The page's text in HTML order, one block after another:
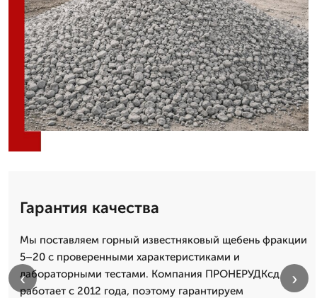
Гарантия качества
Мы поставляем горный известняковый щебень фракции
5–20 с проверенными характеристиками и
лабораторными тестами. Компания ПРОНЕРУДКсд
работает с 2012 года, поэтому гарантируем
‹ ›